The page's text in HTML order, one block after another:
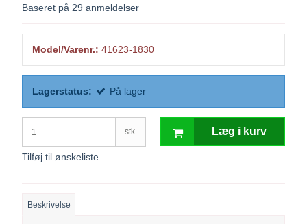
Baseret på 29 anmeldelser
Model/Varenr.: 41623-1830
Lagerstatus: På lager
stk. Læg i kurv
Tilføj til ønskeliste
Beskrivelse